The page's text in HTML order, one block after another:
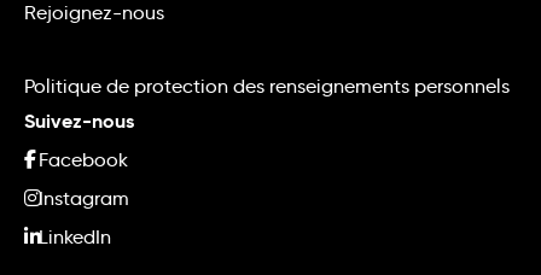
Rejoignez-nous
Politique de protection des renseignements personnels
Suivez-nous
Facebook
Instagram
LinkedIn